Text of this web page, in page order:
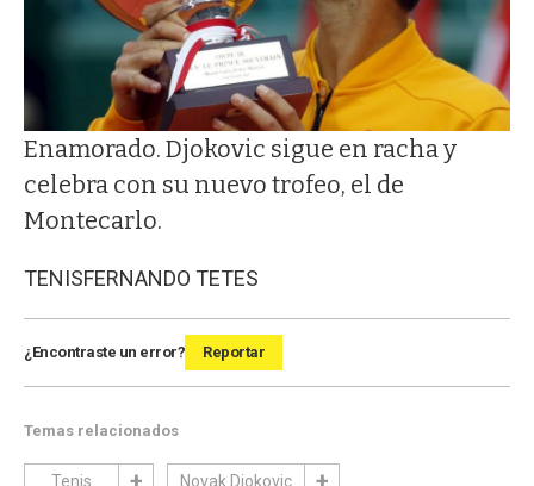
Enamorado. Djokovic sigue en racha y
celebra con su nuevo trofeo, el de
Montecarlo.
TENISFERNANDO TETES
¿Encontraste un error? Reportar
Temas relacionados
Tenis Novak Djokovic